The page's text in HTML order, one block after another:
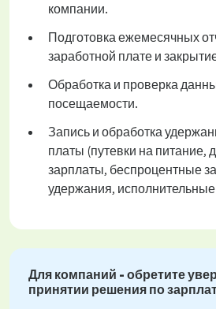
компании.
Подготовка ежемесячных
заработной плате и
Обработка и проверка
посещаемости.
Запись и обработка
платы (путевки на питание,
зарплаты, беспроцентные
удержания, исполнительные
Для компаний - обретите
принятии решения по